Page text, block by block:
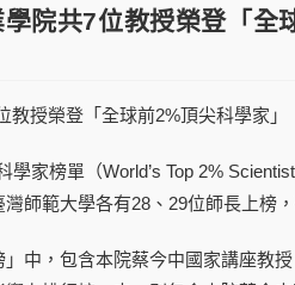
院共7位教授榮登「全
授榮登「全球前2%頂尖科學家」
學家榜單（World’s Top 2%
師範大學各有28、29位師長上榜
中，包含本院蔡今中國家講座教